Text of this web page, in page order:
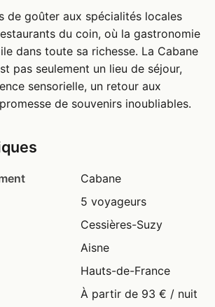
de goûter aux spécialités locales
du coin, où la gastronomie
dans toute sa richesse. La Cabane
pas seulement un lieu de séjour,
sensorielle, un retour aux
de souvenirs inoubliables.
Cabane
5 voyageurs
Cessières-Suzy
Aisne
Hauts-de-France
À partir de 93 € / nuit